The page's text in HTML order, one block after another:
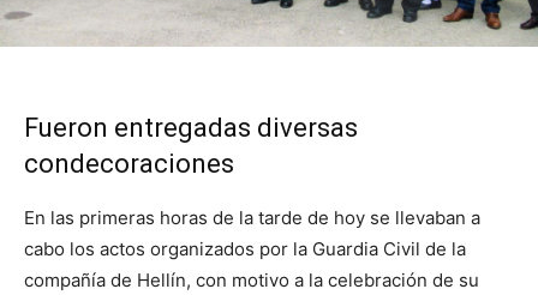
Fueron entregadas diversas
condecoraciones
En las primeras horas de la tarde de hoy se llevaban a
cabo los actos organizados por la Guardia Civil de la
compañía de Hellín, con motivo a la celebración de su